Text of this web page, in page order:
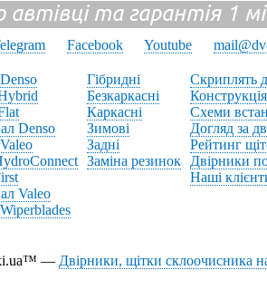
автівці та гарантія 1
Facebook Youtube
Denso
Valeo
Гібридні
Безкаркасні
Каркасні
Зимові
Задні
Заміна резинок
Скриплять
Схеми
Догляд за
Рейтинг
Двірники по
Наші
— Двірники, щітки склоочисника